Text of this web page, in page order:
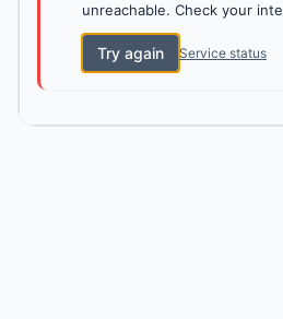
unreachable. Check your
Try again Service status